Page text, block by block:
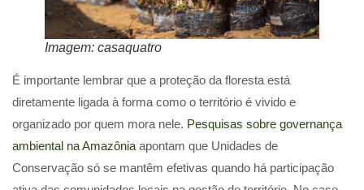
Imagem: casaquatro
É importante lembrar que a proteção da floresta está
diretamente ligada à forma como o território é vivido e
organizado por quem mora nele. Pesquisas sobre governança
ambiental na Amazôniaapontam que Unidades de
Conservação só se mantêm efetivas quando há participação